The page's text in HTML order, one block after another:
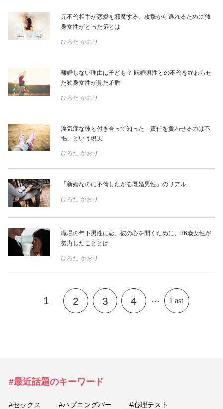
元不倫相手が恋愛を邪魔する。攻撃から逃れるために独
身女性がとった策とは
ひろた かおり
離婚しない理由は子ども？ 既婚男性との不倫を終わらせ
た独身女性が見た矛盾
ひろた かおり
浮気症な彼と付き合って知った「責任を負わせるのは不
毛」という現実
ひろた かおり
「新婚なのに不倫したがる既婚男性」のリアル
ひろた かおり
職場の年下男性に恋。彼の心を開くために、36歳女性が
努力したこととは
ひろた かおり
1 2 3 4 ... Last
#最近話題のキーワード
#セックス #ハプニングバー #心理テスト